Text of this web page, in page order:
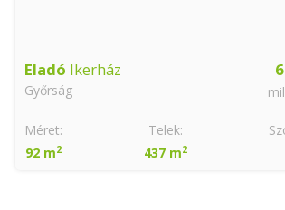
Eladó Ikerház
Győrság
Méret:
92 m2
Telek:
437 m2